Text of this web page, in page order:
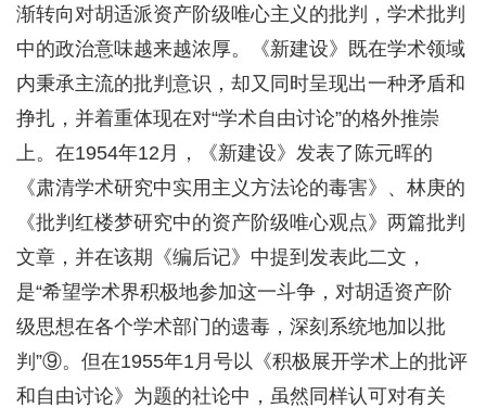
渐转向对胡适派资产阶级唯心主义的批判，学术批判
中的政治意味越来越浓厚。《新建设》既在学术领域
内秉承主流的批判意识，却又同时呈现出一种矛盾和
挣扎，并着重体现在对“学术自由讨论”的格外推崇
上。在1954年12月，《新建设》发表了陈元晖的
《肃清学术研究中实用主义方法论的毒害》、林庚的
《批判红楼梦研究中的资产阶级唯心观点》两篇批判
文章，并在该期《编后记》中提到发表此二文，
是“希望学术界积极地参加这一斗争，对胡适资产阶
级思想在各个学术部门的遗毒，深刻系统地加以批
判”⑨。但在1955年1月号以《积极展开学术上的批评
和自由讨论》为题的社论中，虽然同样认可对有关